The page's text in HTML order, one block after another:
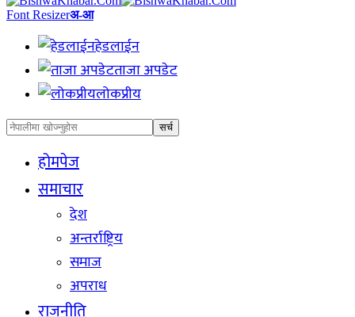
Font Resizerअ-आ
हेडलाईन
ताजा अपडेट
लोकप्रीय
होमपेज
समाचार
देश
अन्तर्राष्ट्रिय
समाज
अपराध
राजनीति